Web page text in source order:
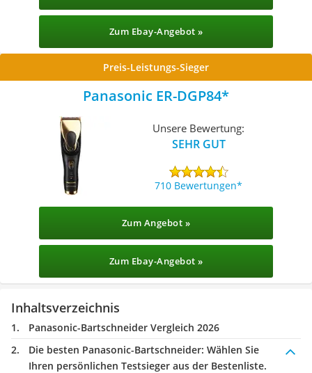
Zum Ebay-Angebot »
Preis-Leistungs-Sieger
Panasonic ER-DGP84
Unsere Bewertung:
SEHR GUT
710 Bewertungen
Zum Angebot »
Zum Ebay-Angebot »
Inhaltsverzeichnis
Panasonic-Bartschneider Vergleich 2026
Die besten Panasonic-Bartschneider: Wählen Sie
Ihren persönlichen Testsieger aus der Bestenliste.